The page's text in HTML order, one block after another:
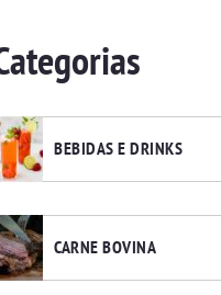
BEBIDAS E DRINKS
CARNE BOVINA